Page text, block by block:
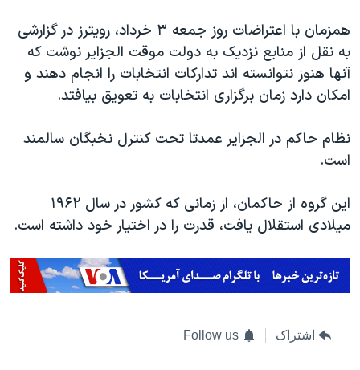
همزمان با اعتراضات روز جمعه ۳ خرداد، رویترز در گزارشی
به نقل از منابع نزدیک به دولت موقت الجزایر نوشت که
آنها هنوز نتوانسته اند تدارکات انتخابات را انجام دهند و
امکان دارد زمان برگزاری انتخابات به تعویق بیافتد.
نظام حاکم در الجزایر عمدتا تحت کنترل نخبگان سالمند
است.
این گروه از حاکمان، از زمانی که کشور در سال ۱۹۶۲
میلادی استقلال یافت، قدرت را در اختیار خود داشته است.
اشتراک Follow us